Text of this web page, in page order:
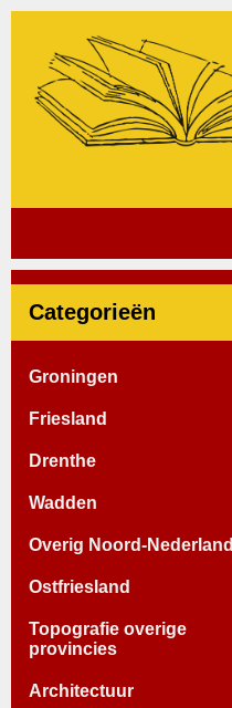
Categorieën
Groningen
Friesland
Drenthe
Wadden
Overig Noord-Nederland
Ostfriesland
Topografie overige
provincies
Architectuur